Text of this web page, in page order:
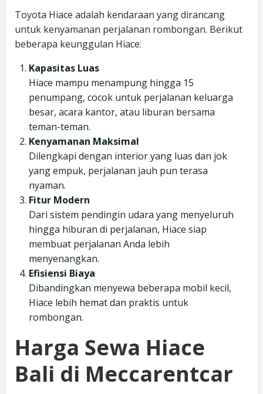
Toyota Hiace adalah kendaraan yang dirancang
untuk kenyamanan perjalanan rombongan. Berikut
beberapa keunggulan Hiace:
Kapasitas Luas
Hiace mampu menampung hingga 15
penumpang, cocok untuk perjalanan keluarga
besar, acara kantor, atau liburan bersama
teman-teman.
Kenyamanan Maksimal
Dilengkapi dengan interior yang luas dan jok
yang empuk, perjalanan jauh pun terasa
nyaman.
Fitur Modern
Dari sistem pendingin udara yang menyeluruh
hingga hiburan di perjalanan, Hiace siap
membuat perjalanan Anda lebih
menyenangkan.
Efisiensi Biaya
Dibandingkan menyewa beberapa mobil kecil,
Hiace lebih hemat dan praktis untuk
rombongan.
Harga Sewa Hiace
Bali di Meccarentcar